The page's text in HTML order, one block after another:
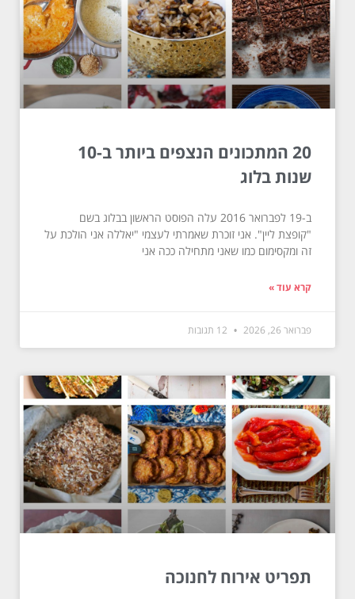
20 המתכונים הנצפים ביותר ב-10
שנות בלוג
ב-19 לפברואר 2016 עלה הפוסט הראשון בבלוג בשם
"קופצת ליין". אני זוכרת שאמרתי לעצמי "יאללה אני הולכת על
זה ומקסימום כמו שאני מתחילה ככה אני
קרא עוד »
פברואר 26, 2026
תפריט אירוח לחנוכה